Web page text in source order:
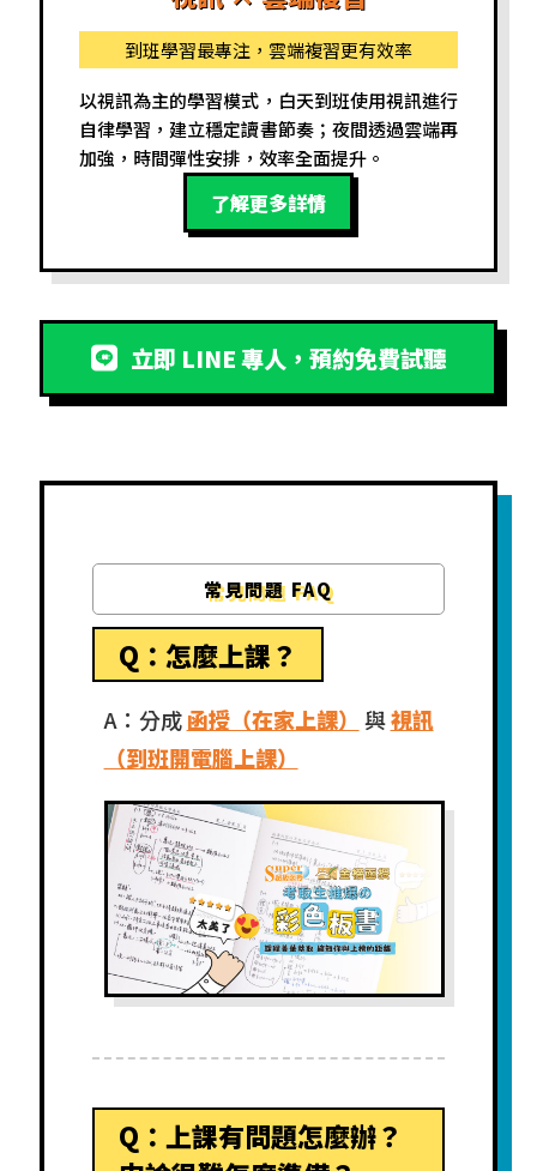
到班學習最專注，雲端複習更有效率
以視訊為主的學習模式，白天到班使用視訊進行
自律學習，建立穩定讀書節奏；夜間透過雲端再
加強，時間彈性安排，效率全面提升。
了解更多詳情
立即 LINE 專人，預約免費試聽
常見問題 FAQ
Q：怎麼上課？
A：分成函授（在家上課） 與視訊
（到班開電腦上課）
Q：上課有問題怎麼辦？